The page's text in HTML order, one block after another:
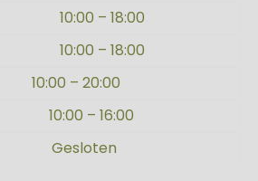
10:00 – 18:00
10:00 – 18:00
10:00 – 20:00
10:00 – 16:00
Gesloten